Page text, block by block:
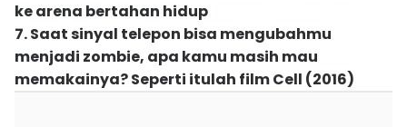
ke arena bertahan hidup
7. Saat sinyal telepon bisa mengubahmu
menjadi zombie, apa kamu masih mau
memakainya? Seperti itulah film Cell (2016)